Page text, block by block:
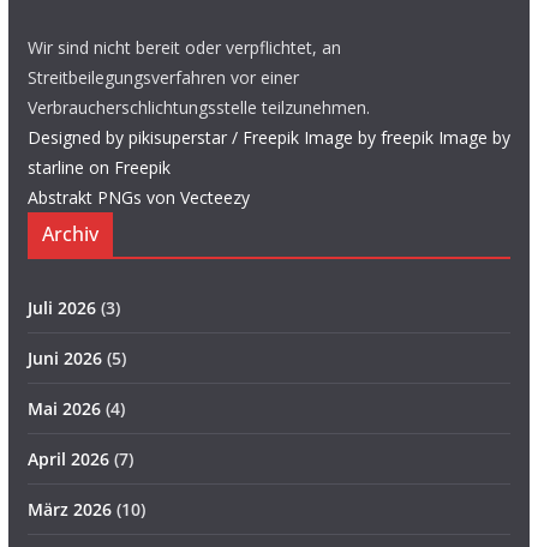
Wir sind nicht bereit oder verpflichtet, an
Streitbeilegungsverfahren vor einer
Verbraucherschlichtungsstelle teilzunehmen.
Designed by pikisuperstar / Freepik Image by freepik Image by
starline on Freepik
Abstrakt PNGs von Vecteezy
Archiv
Juli 2026(3)
Juni 2026(5)
Mai 2026(4)
April 2026(7)
März 2026(10)